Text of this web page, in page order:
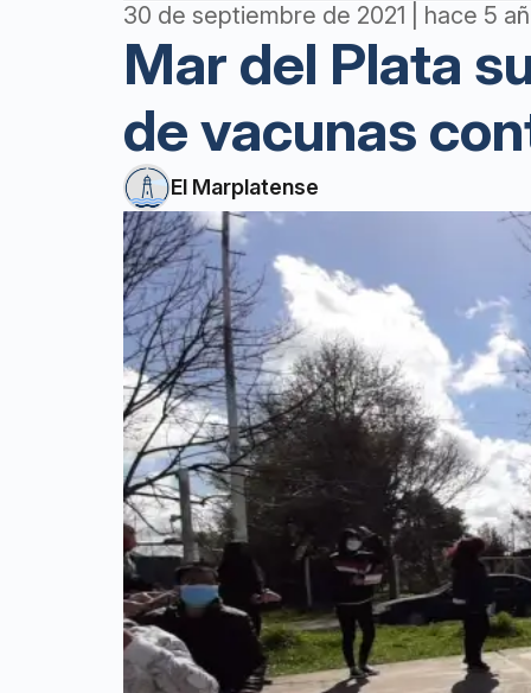
30 de septiembre de 2021 | hace 5
Mar del Plata
de vacunas
El Marplatense